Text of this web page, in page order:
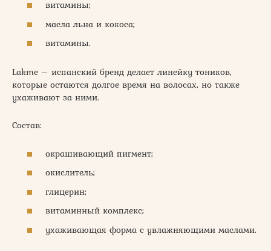
витамины;
масла льна и кокоса;
витамины.
Lakme – испанский бренд делает линейку тоников,
которые остаются долгое время на волосах, но также
ухаживают за ними.
Состав:
окрашивающий пигмент;
окислитель;
глицерин;
витаминный комплекс;
ухаживающая форма с увлажняющими маслами.